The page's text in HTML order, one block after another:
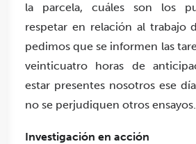
la parcela, cuáles son los
respetar en relación al trabajo
pedimos que se informen las
veinticuatro horas de
estar presentes nosotros ese
no se perjudiquen otros ensayos.
Investigación en acción